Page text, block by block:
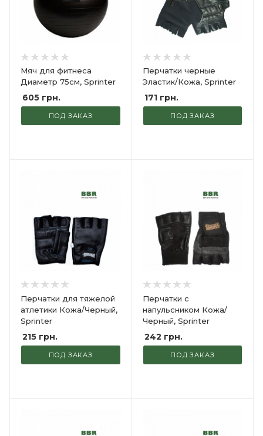
Мяч для фитнеса
Диаметр 75см, Sprinter
605 грн.
ПОД ЗАКАЗ
Перчатки черные
Эластик/Кожа, Sprinter
171грн.
ПОД ЗАКАЗ
Перчатки для тяжелой
атлетики Кожа/Черный,
Sprinter
215 грн.
ПОД ЗАКАЗ
Перчатки с
напульсником Кожа/
Черный, Sprinter
242 грн.
ПОД ЗАКАЗ